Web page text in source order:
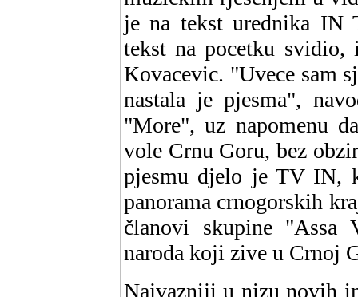
je na tekst urednika IN
tekst na pocetku
Kovacevic. "Uvece sam
nastala je pjesma",
"More", uz napomenu
vole Crnu Goru, bez
pjesmu djelo je TV IN,
panorama crnogorskih
članovi skupine "Assa
naroda koji zive u Crnoj
Najvazniji u nizu novih